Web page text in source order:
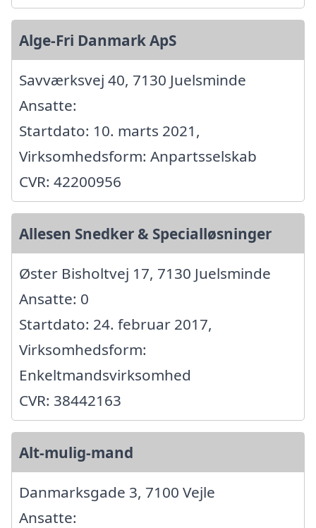
Alge-Fri Danmark ApS
Savværksvej 40, 7130 Juelsminde
Ansatte:
Startdato: 10. marts 2021,
Virksomhedsform: Anpartsselskab
CVR: 42200956
Allesen Snedker & Specialløsninger
Øster Bisholtvej 17, 7130 Juelsminde
Ansatte: 0
Startdato: 24. februar 2017,
Virksomhedsform:
Enkeltmandsvirksomhed
CVR: 38442163
Alt-mulig-mand
Danmarksgade 3, 7100 Vejle
Ansatte: